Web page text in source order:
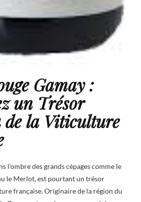
Gamay :
un Trésor
de la Viticulture
l’ombre des grands cépages comme le
le Merlot, est pourtant un trésor
française. Originaire de la région du